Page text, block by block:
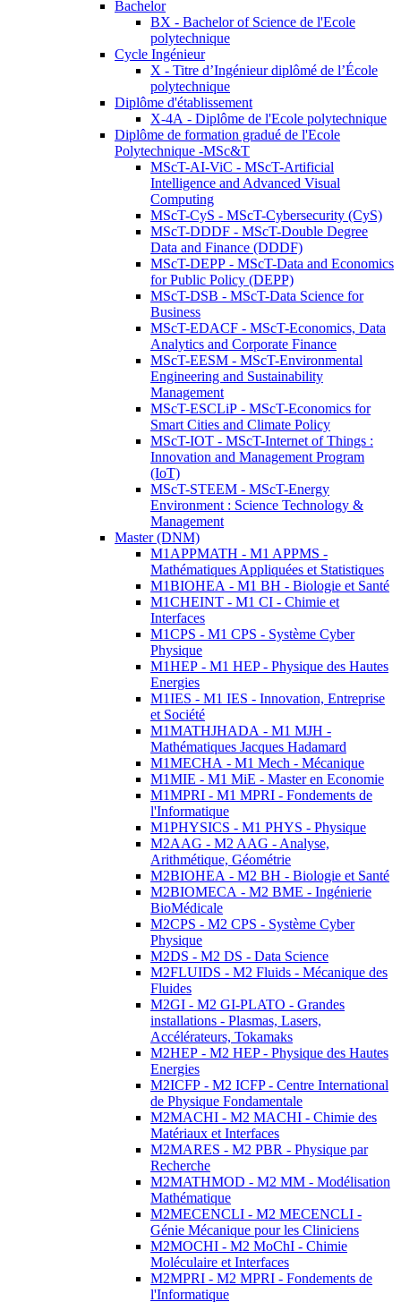
Bachelor
BX - Bachelor of Science de l'Ecole
polytechnique
Cycle Ingénieur
X - Titre d’Ingénieur diplômé de l’École
polytechnique
Diplôme d'établissement
X-4A - Diplôme de l'Ecole polytechnique
Diplôme de formation gradué de l'Ecole
Polytechnique -MSc&T
MScT-AI-ViC - MScT-Artificial
Intelligence and Advanced Visual
Computing
MScT-CyS - MScT-Cybersecurity (CyS)
MScT-DDDF - MScT-Double Degree
Data and Finance (DDDF)
MScT-DEPP - MScT-Data and Economics
for Public Policy (DEPP)
MScT-DSB - MScT-Data Science for
Business
MScT-EDACF - MScT-Economics, Data
Analytics and Corporate Finance
MScT-EESM - MScT-Environmental
Engineering and Sustainability
Management
MScT-ESCLiP - MScT-Economics for
Smart Cities and Climate Policy
MScT-IOT - MScT-Internet of Things :
Innovation and Management Program
(IoT)
MScT-STEEM - MScT-Energy
Environment : Science Technology &
Management
Master (DNM)
M1APPMATH - M1 APPMS -
Mathématiques Appliquées et Statistiques
M1BIOHEA - M1 BH - Biologie et Santé
M1CHEINT - M1 CI - Chimie et
Interfaces
M1CPS - M1 CPS - Système Cyber
Physique
M1HEP - M1 HEP - Physique des Hautes
Energies
M1IES - M1 IES - Innovation, Entreprise
et Société
M1MATHJHADA - M1 MJH -
Mathématiques Jacques Hadamard
M1MECHA - M1 Mech - Mécanique
M1MIE - M1 MiE - Master en Economie
M1MPRI - M1 MPRI - Fondements de
l'Informatique
M1PHYSICS - M1 PHYS - Physique
M2AAG - M2 AAG - Analyse,
Arithmétique, Géométrie
M2BIOHEA - M2 BH - Biologie et Santé
M2BIOMECA - M2 BME - Ingénierie
BioMédicale
M2CPS - M2 CPS - Système Cyber
Physique
M2DS - M2 DS - Data Science
M2FLUIDS - M2 Fluids - Mécanique des
Fluides
M2GI - M2 GI-PLATO - Grandes
installations - Plasmas, Lasers,
Accélérateurs, Tokamaks
M2HEP - M2 HEP - Physique des Hautes
Energies
M2ICFP - M2 ICFP - Centre International
de Physique Fondamentale
M2MACHI - M2 MACHI - Chimie des
Matériaux et Interfaces
M2MARES - M2 PBR - Physique par
Recherche
M2MATHMOD - M2 MM - Modélisation
Mathématique
M2MECENCLI - M2 MECENCLI -
Génie Mécanique pour les Cliniciens
M2MOCHI - M2 MoChI - Chimie
Moléculaire et Interfaces
M2MPRI - M2 MPRI - Fondements de
l'Informatique